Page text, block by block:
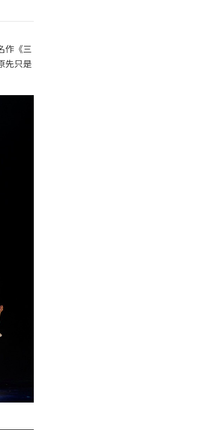
作《三
先只是